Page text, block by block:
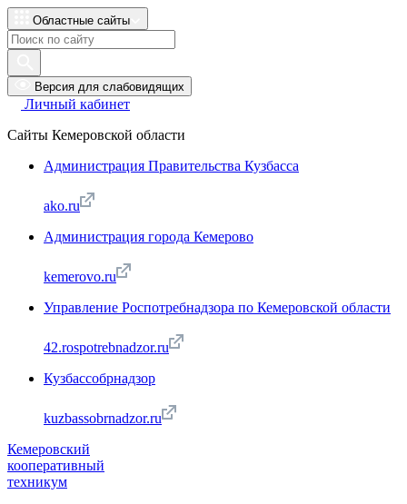
Областные сайты
Версия для слабовидящих
Личный кабинет
Сайты Кемеровской области
Администрация Правительства Кузбасса
ako.ru
Администрация города Кемерово
kemerovo.ru
Управление Роспотребнадзора по Кемеровской области
42.rospotrebnadzor.ru
Кузбассобрнадзор
kuzbassobrnadzor.ru
Кемеровский
кооперативный
техникум